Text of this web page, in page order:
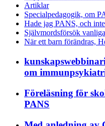
Artiklar
Specialpedagogik, om
Hade jag PANS, och
Självmordsförsök
När ett barn förändras,
om
Föreläsning för
PANS